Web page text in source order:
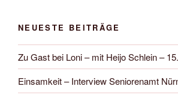
NEUESTE BEITRÄGE
Zu Gast bei Loni – mit Heijo Schlein –
Einsamkeit – Interview Seniorenamt